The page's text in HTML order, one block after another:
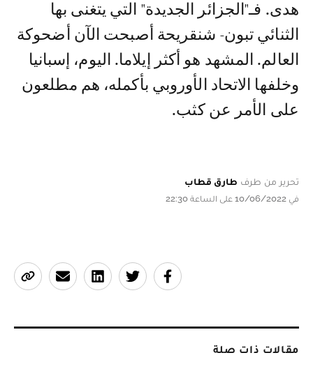
هدى. فـ"الجزائر الجديدة" التي يتغنى بها
الثنائي تبون- شنقريحة أصبحت الآن أضحوكة
العالم. المشهد هو أكثر إيلاما. اليوم، إسبانيا
وخلفها الاتحاد الأوروبي بأكمله، هم مطلعون
على الأمر عن كثب.
تحرير من طرف طارق قطاب
في 10/06/2022 على الساعة 22:30
مقالات ذات صلة